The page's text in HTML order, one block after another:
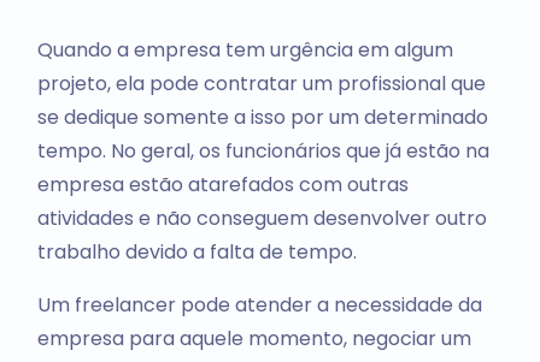
Quando a empresa tem urgência em algum
projeto, ela pode contratar um profissional que
se dedique somente a isso por um determinado
tempo. No geral, os funcionários que já estão na
empresa estão atarefados com outras
atividades e não conseguem desenvolver outro
trabalho devido a falta de tempo.
Um freelancer pode atender a necessidade da
empresa para aquele momento, negociar um